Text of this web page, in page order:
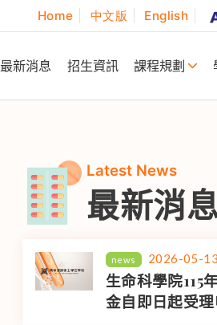
Home 中文版 English
最新消息 招生資訊 課程規劃
Latest News
最新消
news 2026-05-13
生命科學院115
金自即日起受